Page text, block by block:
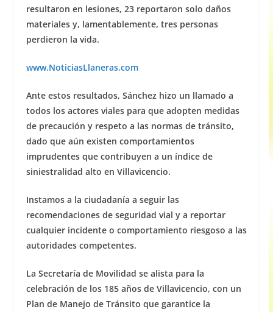
resultaron en lesiones, 23 reportaron solo daños
materiales y, lamentablemente, tres personas
perdieron la vida.
www.NoticiasLlaneras.com
Ante estos resultados, Sánchez hizo un llamado a
todos los actores viales para que adopten medidas
de precaución y respeto a las normas de tránsito,
dado que aún existen comportamientos
imprudentes que contribuyen a un índice de
siniestralidad alto en Villavicencio.
Instamos a la ciudadanía a seguir las
recomendaciones de seguridad vial y a reportar
cualquier incidente o comportamiento riesgoso a las
autoridades competentes.
La Secretaría de Movilidad se alista para la
celebración de los 185 años de Villavicencio, con un
Plan de Manejo de Tránsito que garantice la